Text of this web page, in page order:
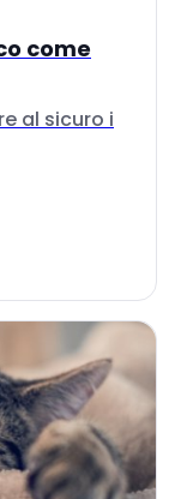
come
al sicuro i